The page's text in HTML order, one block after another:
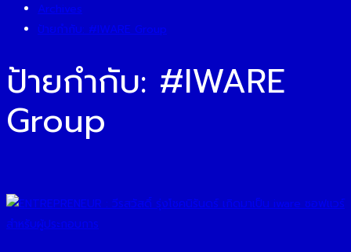
Archives
ป้ายกำกับ: #IWARE Group
ป้ายกำกับ: #IWARE
Group